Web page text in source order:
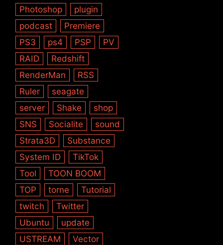
Photoshop
plugin
podcast
Premiere
PS3
ps4 PSP
PV
RAID
Redshift
RenderMan
RSS
Ruler
seagate
server
Shake
shop
SNS
Socialite
sound
Strata3D
Substance
System ID
TikTok
Tool
TOON BOOM
TOP
torne
Tutorial
twitch
Twitter
Ubuntu
update
USTREAM
Vector